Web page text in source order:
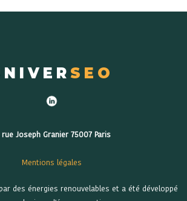
SEO
rue Joseph Granier 75007 Paris
Mentions légales
des énergies renouvelables et a été développé